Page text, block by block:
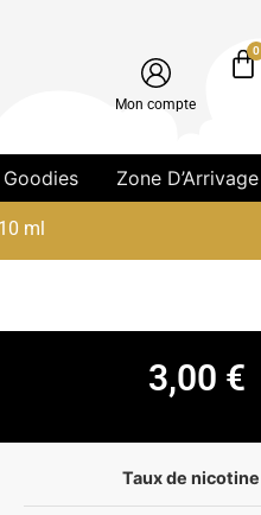
Mon compte
0
Zone D’Arrivage
ml
3,00 €
Taux de nicotine